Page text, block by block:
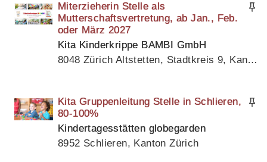
Miterzieherin Stelle als
Mutterschaftsvertretung, ab Jan., Feb.
oder März 2027
Kita Kinderkrippe BAMBI GmbH
8048 Zürich Altstetten, Stadtkreis 9, Kanton Zürich
Kita Gruppenleitung Stelle in Schlieren,
80-100%
Kindertagesstätten globegarden
8952 Schlieren, Kanton Zürich